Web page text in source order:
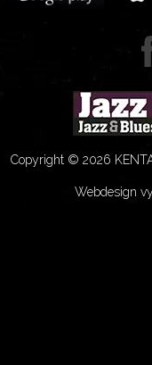
Copyright © 2026
Webdesign